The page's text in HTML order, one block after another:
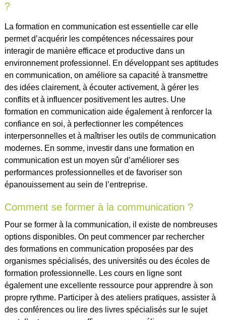
?
La formation en communication est essentielle car elle
permet d’acquérir les compétences nécessaires pour
interagir de manière efficace et productive dans un
environnement professionnel. En développant ses aptitudes
en communication, on améliore sa capacité à transmettre
des idées clairement, à écouter activement, à gérer les
conflits et à influencer positivement les autres. Une
formation en communication aide également à renforcer la
confiance en soi, à perfectionner les compétences
interpersonnelles et à maîtriser les outils de communication
modernes. En somme, investir dans une formation en
communication est un moyen sûr d’améliorer ses
performances professionnelles et de favoriser son
épanouissement au sein de l’entreprise.
Comment se former à la communication ?
Pour se former à la communication, il existe de nombreuses
options disponibles. On peut commencer par rechercher
des formations en communication proposées par des
organismes spécialisés, des universités ou des écoles de
formation professionnelle. Les cours en ligne sont
également une excellente ressource pour apprendre à son
propre rythme. Participer à des ateliers pratiques, assister à
des conférences ou lire des livres spécialisés sur le sujet